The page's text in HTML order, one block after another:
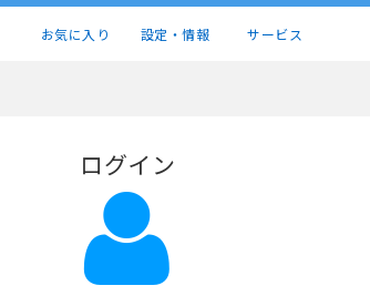
お気に入り 設定・情報 サービス
ログイン